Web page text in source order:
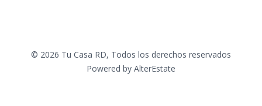
© 2026 Tu Casa RD, Todos los derechos reservados
Powered by AlterEstate